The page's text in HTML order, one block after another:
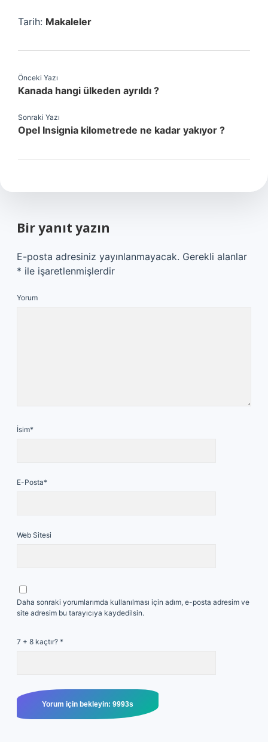
Tarih: Makaleler
Önceki Yazı
Kanada hangi ülkeden ayrıldı ?
Sonraki Yazı
Opel Insignia kilometrede ne kadar yakıyor ?
Bir yanıt yazın
E-posta adresiniz yayınlanmayacak. Gerekli alanlar
* ile işaretlenmişlerdir
Yorum
İsim*
E-Posta*
Web Sitesi
Daha sonraki yorumlarımda kullanılması için adım, e-posta adresim ve
site adresim bu tarayıcıya kaydedilsin.
7 + 8 kaçtır? *